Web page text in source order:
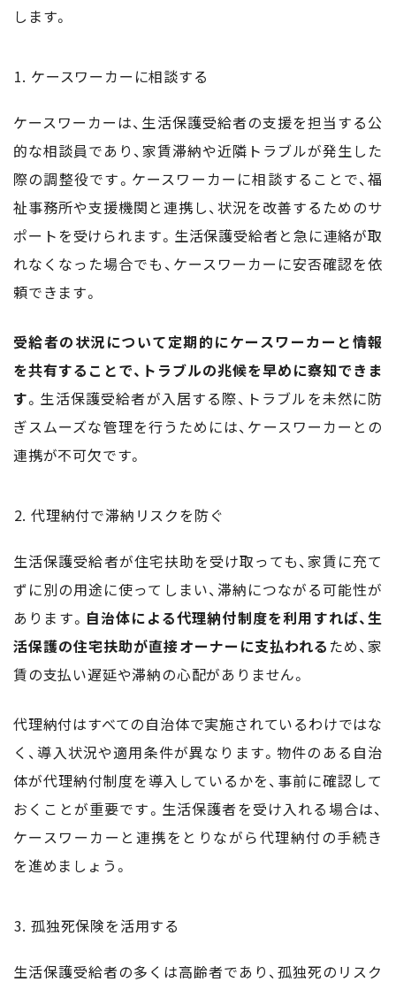
します。
ケースワーカーに相談する
ケースワーカーは、生活保護受給者の支援を担当する公
的な相談員であり、家賃滞納や近隣トラブルが発生した
際の調整役です。ケースワーカーに相談することで、福
祉事務所や支援機関と連携し、状況を改善するためのサ
ポートを受けられます。生活保護受給者と急に連絡が取
れなくなった場合でも、ケースワーカーに安否確認を依
頼できます。
受給者の状況について定期的にケースワーカーと情報
を共有することで、トラブルの兆候を早めに察知できま
す。生活保護受給者が入居する際、トラブルを未然に防
ぎスムーズな管理を行うためには、ケースワーカーとの
連携が不可欠です。
代理納付で滞納リスクを防ぐ
生活保護受給者が住宅扶助を受け取っても、家賃に充て
ずに別の用途に使ってしまい、滞納につながる可能性が
あります。 自治体による代理納付制度を利用すれば、生
活保護の住宅扶助が直接オーナーに支払われる ため、家
賃の支払い遅延や滞納の心配がありません。
代理納付はすべての自治体で実施されているわけではな
く、導入状況や適用条件が異なります。物件のある自治
体が代理納付制度を導入しているかを、事前に確認して
おくことが重要です。生活保護者を受け入れる場合は、
ケースワーカーと連携をとりながら代理納付の手続き
を進めましょう。
孤独死保険を活用する
生活保護受給者の多くは高齢者であり、孤独死のリスク